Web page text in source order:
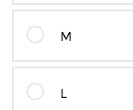
M
L